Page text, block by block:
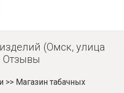
(Омск, улица
Отзывы
>> Магазин табачных